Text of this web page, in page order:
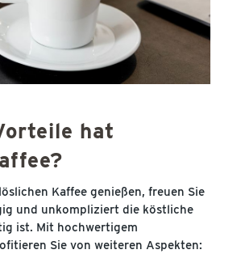
hat
Kaffee genießen, freuen Sie
und unkompliziert die köstliche
ist. Mit hochwertigem
Sie von weiteren Aspekten: